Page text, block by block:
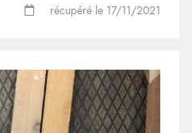
récupéré le 17/11/2021